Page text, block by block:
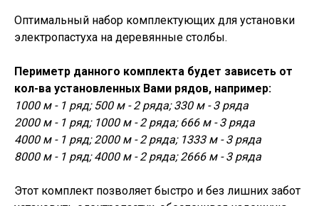
Оптимальный набор комплектующих для установки
электропастуха на деревянные столбы.
Периметр данного комплекта будет зависеть от
кол-ва установленных Вами рядов, например:
1000 м - 1 ряд; 500 м - 2 ряда; 330 м - 3 ряда
2000 м - 1 ряд; 1000 м - 2 ряда; 666 м - 3 ряда
4000 м - 1 ряд; 2000 м - 2 ряда; 1333 м - 3 ряда
8000 м - 1 ряд; 4000 м - 2 ряда; 2666 м - 3 ряда
Этот комплект позволяет быстро и без лишних забот